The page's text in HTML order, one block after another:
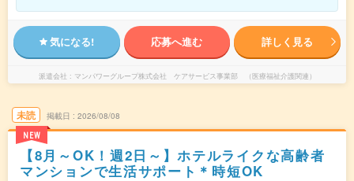
気になる! 応募へ進む 詳しく見る
派遣会社 マンパワーグループ株式会社 ケアサービス事業部 （医療福祉介護関連）
未読
NEW
掲載日 2026/08/08
【8月～OK！週2日～】ホテルライクな高齢者
マンションで生活サポート＊時短OK